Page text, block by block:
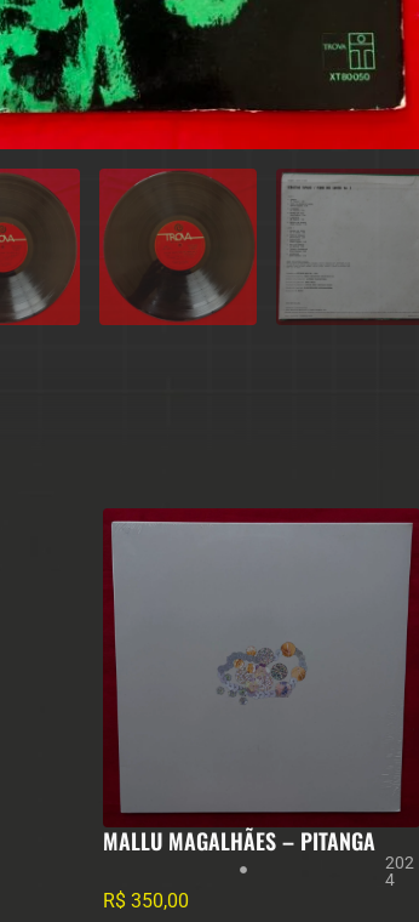
MALLU MAGALHÃES – PITANGA
202
4
R$ 350,00